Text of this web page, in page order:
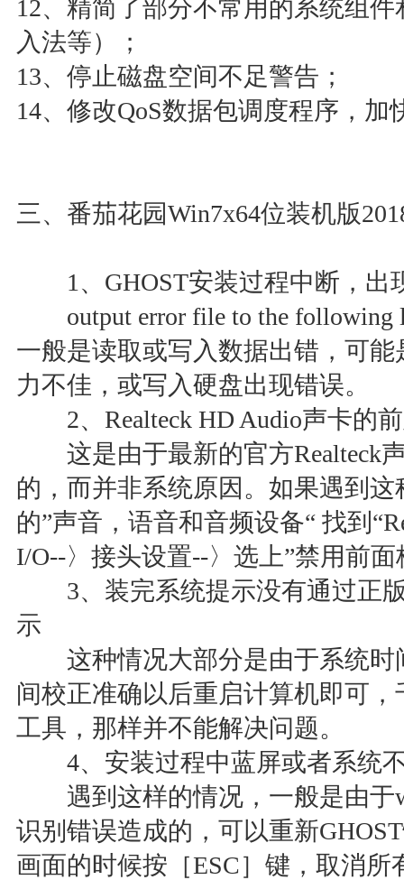
12、精简了部分不常用的系统组
入法等）；
13、停止磁盘空间不足警告；
14、修改QoS数据包调度程序，加
三、番茄花园Win7x64位装机版
1、GHOST安装过程中断，出
output error file to the following
一般是读取或写入数据出错，可
力不佳，或写入硬盘出现错误。
2、Realteck HD Audio声卡的
这是由于最新的官方Realteck
的，而并非系统原因。如果遇到
的”声音，语音和音频设备“ 找到
I/O--〉接头设置--〉选上”禁用前
3、装完系统提示没有通过正版
示
这种情况大部分是由于系统时
间校正准确以后重启计算机即可
工具，那样并不能解决问题。
4、安装过程中蓝屏或者系统
遇到这样的情况，一般是由于
识别错误造成的，可以重新
画面的时候按［ESC］键，取消